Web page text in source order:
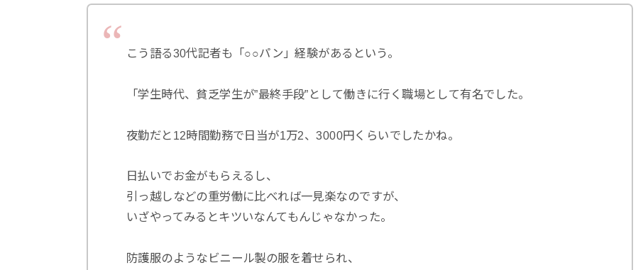
こう語る30代記者も「○○パン」経験があるという。
「学生時代、貧乏学生が”最終手段”として働きに行く職場として有名でした。
夜勤だと12時間勤務で日当が1万2、3000円くらいでしたかね。
日払いでお金がもらえるし、
引っ越しなどの重労働に比べれば一見楽なのですが、
いざやってみるとキツいなんてもんじゃなかった。
防護服のようなビニール製の服を着せられ、